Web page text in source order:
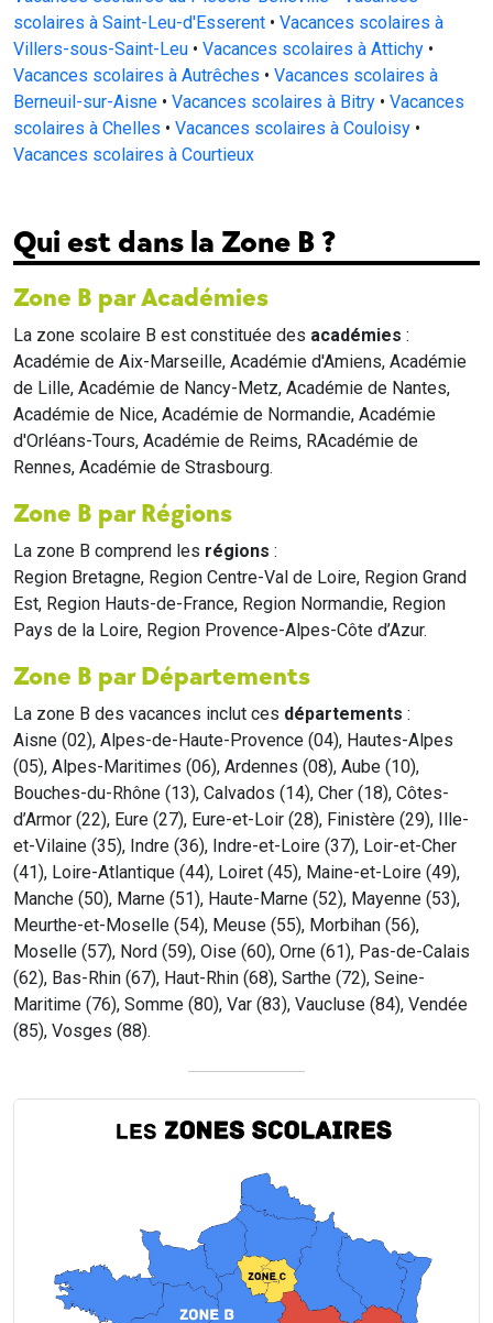
scolaires à Saint-Leu-d'Esserent • Vacances scolaires à
Villers-sous-Saint-Leu • Vacances scolaires à Attichy •
Vacances scolaires à Autrêches • Vacances scolaires à
Berneuil-sur-Aisne • Vacances scolaires à Bitry • Vacances
scolaires à Chelles • Vacances scolaires à Couloisy •
Vacances scolaires à Courtieux
Qui est dans la Zone B ?
Zone B par Académies
La zone scolaire B est constituée des académies :
Académie de Aix-Marseille, Académie d'Amiens, Académie
de Lille, Académie de Nancy-Metz, Académie de Nantes,
Académie de Nice, Académie de Normandie, Académie
d'Orléans-Tours, Académie de Reims, RAcadémie de
Rennes, Académie de Strasbourg.
Zone B par Régions
La zone B comprend les régions :
Region Bretagne, Region Centre-Val de Loire, Region Grand
Est, Region Hauts-de-France, Region Normandie, Region
Pays de la Loire, Region Provence-Alpes-Côte d’Azur.
Zone B par Départements
La zone B des vacances inclut ces départements :
Aisne (02), Alpes-de-Haute-Provence (04), Hautes-Alpes
(05), Alpes-Maritimes (06), Ardennes (08), Aube (10),
Bouches-du-Rhône (13), Calvados (14), Cher (18), Côtes-
d’Armor (22), Eure (27), Eure-et-Loir (28), Finistère (29), Ille-
et-Vilaine (35), Indre (36), Indre-et-Loire (37), Loir-et-Cher
(41), Loire-Atlantique (44), Loiret (45), Maine-et-Loire (49),
Manche (50), Marne (51), Haute-Marne (52), Mayenne (53),
Meurthe-et-Moselle (54), Meuse (55), Morbihan (56),
Moselle (57), Nord (59), Oise (60), Orne (61), Pas-de-Calais
(62), Bas-Rhin (67), Haut-Rhin (68), Sarthe (72), Seine-
Maritime (76), Somme (80), Var (83), Vaucluse (84), Vendée
(85), Vosges (88).